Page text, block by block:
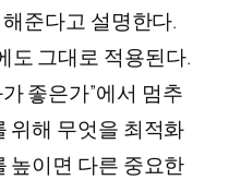
준다고 설명한다.
도 그대로 적용된다.
좋은가”에서 멈추
위해 무엇을 최적화
높이면 다른 중요한